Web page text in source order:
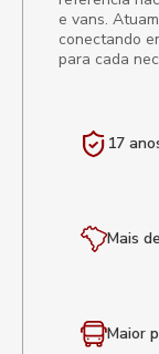
e vans.
conectando
para cada
17
Mais
Maior